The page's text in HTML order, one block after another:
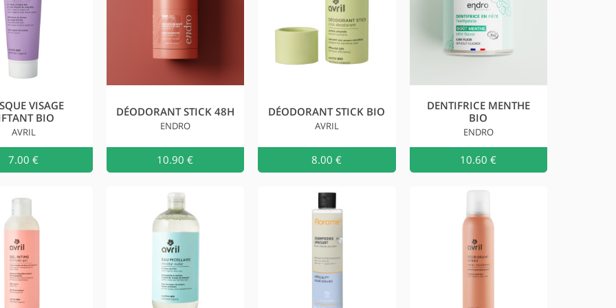
VISAGE
BIO
AVRIL
7.00 € Ajouter au
DÉODORANT STICK 48H
ENDRO
10.90 € Ajouter au
DÉODORANT STICK BIO
AVRIL
8.00 € Ajouter au
DENTIFRICE MENTHE
BIO
ENDRO
10.60 €